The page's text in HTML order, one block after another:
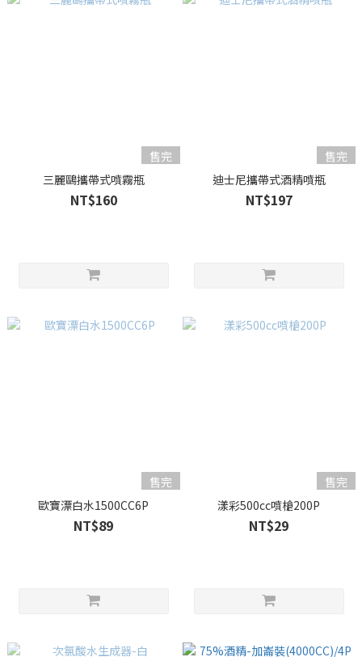
售完
三麗鷗攜帶式噴霧瓶
NT$160
售完
迪士尼攜帶式酒精噴瓶
NT$197
售完
歐寶漂白水1500CC6P
NT$89
售完
漾彩500cc噴槍200P
NT$29